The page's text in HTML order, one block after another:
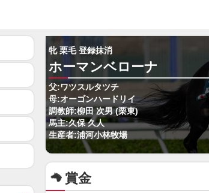
牝 栗毛 登録抹消
ホーマンベローナ
父:ワツスルタツチ
母:オーゴンハードリイ
調教師:柳田 次男 (栗東)
馬主:久保 久人
生産者:浦河小林牧場
賞金